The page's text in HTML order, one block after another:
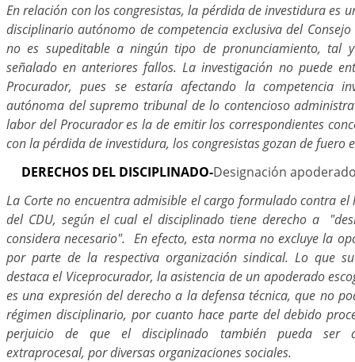
En relación con los congresistas, la pérdida de investidura es
disciplinario autónomo de competencia exclusiva del
no es supeditable a ningún tipo de pronunciamiento, tal
señalado en anteriores fallos. La investigación no puede
Procurador, pues se estaría afectando la competencia
autónoma del supremo tribunal de lo contencioso
labor del Procurador es la de emitir los correspondientes
con la pérdida de investidura, los congresistas gozan de fuero
DERECHOS DEL DISCIPLINADO-Designación
La Corte no encuentra admisible el cargo formulado contra
del CDU, según el cual el disciplinado tiene derecho a
considera necesario". En efecto, esta norma no excluye la
por parte de la respectiva organización sindical. Lo que
destaca el Viceprocurador, la asistencia de un apoderado
es una expresión del derecho a la defensa técnica, que no
régimen disciplinario, por cuanto hace parte del debido
perjuicio de que el disciplinado también pueda ser
extraprocesal, por diversas organizaciones sociales.